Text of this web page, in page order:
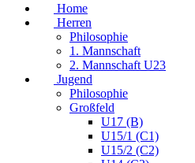
Home
Herren
Philosophie
1. Mannschaft
2. Mannschaft U23
Jugend
Philosophie
Großfeld
U17 (B)
U15/1 (C1)
U15/2 (C2)